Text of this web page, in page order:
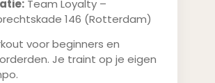
Team Loyalty –
146 (Rotterdam)
voor beginners en
Je traint op je eigen